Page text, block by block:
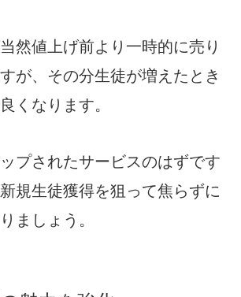
然値上げ前より一時的に売り
が、その分生徒が増えたとき
くなります。
プされたサービスのはずです
規生徒獲得を狙って焦らずに
ましょう。